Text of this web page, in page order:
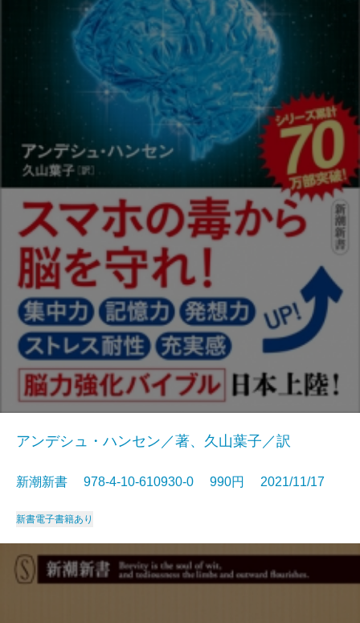
アンデシュ・ハンセン／著、久山葉子／訳
新潮新書 978-4-10-610930-0 990円 2021/11/17
新書電子書籍あり